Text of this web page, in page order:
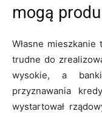
mogą
Własne
trudne do
wysokie, a
przyznawania
wystartował